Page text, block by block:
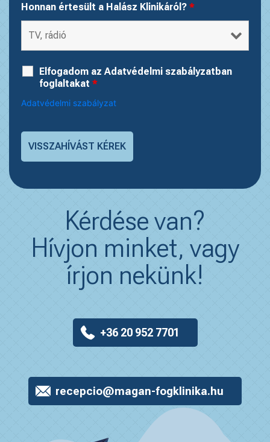
Honnan értesült a Halász Klinikáról? *
Elfogadom az Adatvédelmi szabályzatban
foglaltakat *
Adatvédelmi szabályzat
Kérdése van?
Hívjon minket, vagy
írjon nekünk!
+36 20 952 7701
recepcio@magan-fogklinika.hu